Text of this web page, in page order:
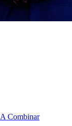
A Combinar